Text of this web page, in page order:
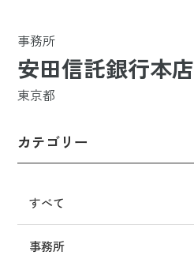
事務所
安田信託銀行本店
東京都
カテゴリー
すべて
事務所